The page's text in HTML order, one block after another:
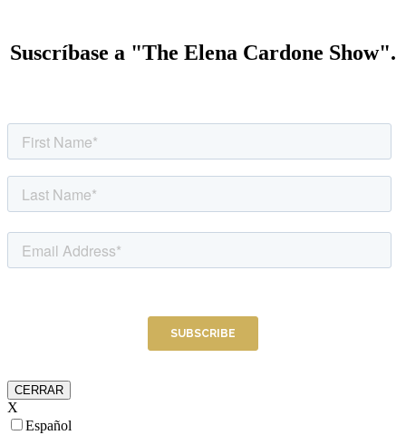
Suscríbase a "The Elena Cardone Show".
CERRAR
X
Español